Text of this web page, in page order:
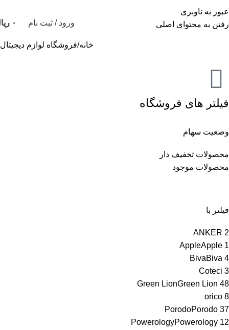
عبور به ناوبری
رفتن به محتوای اصلی
ورود / ثبت نام ۰
خانه فروشگاه لوازم دیجیتال
فیلتر های فروشگاه
وضعیت سهام
محصولات تخفیف دار
محصولات موجود
فیلتر با
ANKER 2
AppleApple 1
BivaBiva 4
Coteci 3
Green LionGreen Lion 48
orico 8
PorodoPorodo 37
PowerologyPowerology 12